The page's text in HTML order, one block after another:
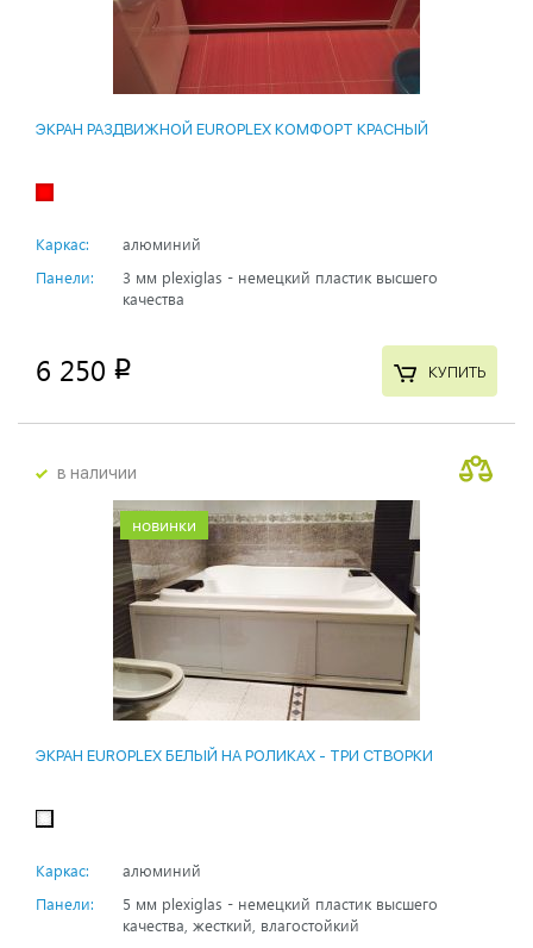
ЭКРАН РАЗДВИЖНОЙ EUROPLEX КОМФОРТ КРАСНЫЙ
Каркас:
алюминий
Панели:
3 мм plexiglas - немецкий пластик высшего
качества
6 250 p КУПИТЬ
в наличии
новинки
ЭКРАН EUROPLEX БЕЛЫЙ НА РОЛИКАХ - ТРИ СТВОРКИ
Каркас:
алюминий
Панели:
5 мм plexiglas - немецкий пластик высшего
качества, жесткий, влагостойкий